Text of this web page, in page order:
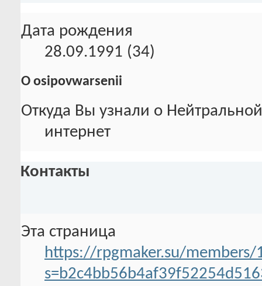
Дата рождения
28.09.1991 (34)
О osipovwarsenii
Откуда Вы узнали о
интернет
Контакты
Эта страница
https://rpgmaker.su/